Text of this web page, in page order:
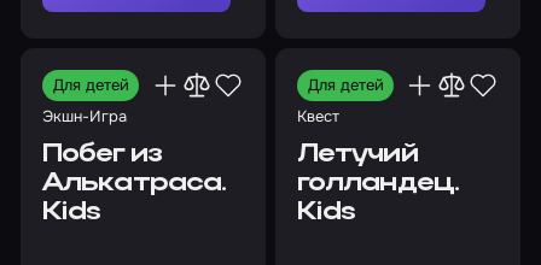
Для детей
Экшн-Игра
Побег из
Алькатраса.
Kids
Для детей
Квест
Летучий
голландец.
Kids